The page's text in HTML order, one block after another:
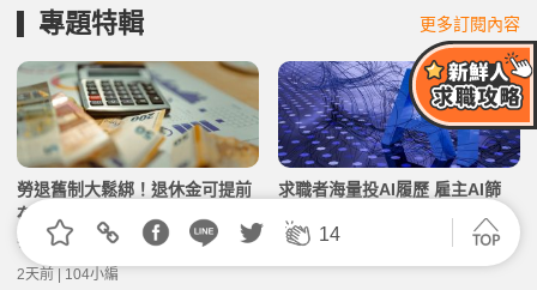
14
專題特輯 更多訂閱內容
勞退舊制大鬆綁！退休金可提前
存進專戶 KPMG點出3大稅務影
響
2天前 | 104小編
求職者海量投AI履歷 雇主AI篩
選…「末日循環」雙方都痛苦
2026.08.02 | 104小編